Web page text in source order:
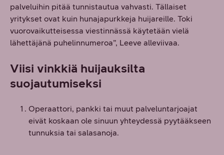
palveluihin pitää tunnistautua vahvasti. Tällaiset
yritykset ovat kuin hunajapurkkeja huijareille. Toki
vuorovaikutteisessa viestinnässä käytetään vielä
lähettäjänä puhelinnumeroa”, Leeve alleviivaa.
Viisi vinkkiä huijauksilta
suojautumiseksi
Operaattori, pankki tai muut palveluntarjoajat
eivät koskaan ole sinuun yhteydessä pyytääkseen
tunnuksia tai salasanoja.